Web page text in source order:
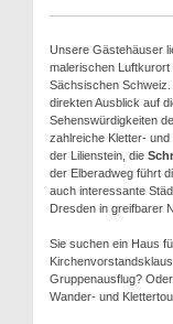
Unsere Gästehäuser
malerischen Luftkurort
Sächsischen
direkten Ausblick auf
Sehenswürdigkeiten
zahlreiche Kletter- und
der Lilienstein, die
der Elberadweg führt
auch interessante
Dresden in greifbarer
Sie suchen ein Haus
Gruppenausflug?
Wander- und